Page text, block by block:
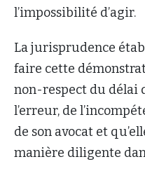
l’impossibilité d’agir.
La jurisprudence
faire cette
non-respect du délai
l’erreur, de
de son avocat et
manière diligente